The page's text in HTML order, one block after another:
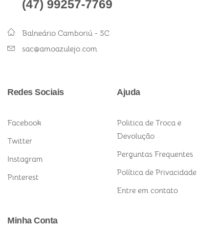
(47) 99257-7769
Balneário Camboriú - SC
sac@amoazulejo.com
Redes Sociais
Facebook
Twitter
Instagram
Pinterest
Ajuda
Politica de Troca e
Devolução
Perguntas Frequentes
Política de Privacidade
Entre em contato
Minha Conta